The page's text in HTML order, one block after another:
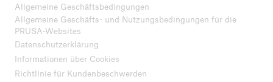
Allgemeine Geschäftsbedingungen
Allgemeine Geschäfts- und Nutzungsbedingungen für die
PRUSA-Websites
Datenschutzerklärung
Informationen über Cookies
Richtlinie für Kundenbeschwerden